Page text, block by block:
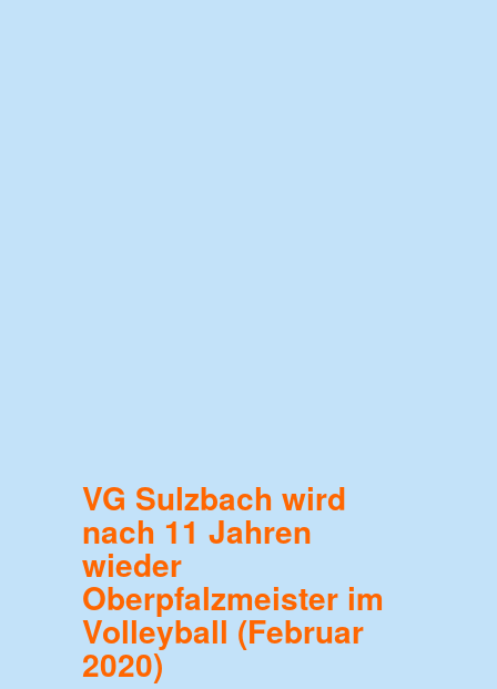
VG Sulzbach wird
nach 11 Jahren
wieder
Oberpfalzmeister im
Volleyball (Februar
2020)